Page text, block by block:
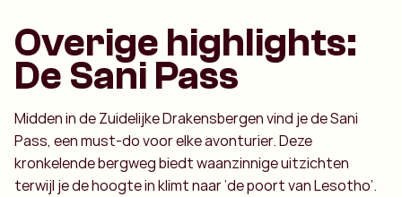
Overige highlights:
De Sani Pass
Midden in de Zuidelijke Drakensbergen vind je de Sani
Pass, een must-do voor elke avonturier. Deze
kronkelende bergweg biedt waanzinnige uitzichten
terwijl je de hoogte in klimt naar ‘de poort van Lesotho’.